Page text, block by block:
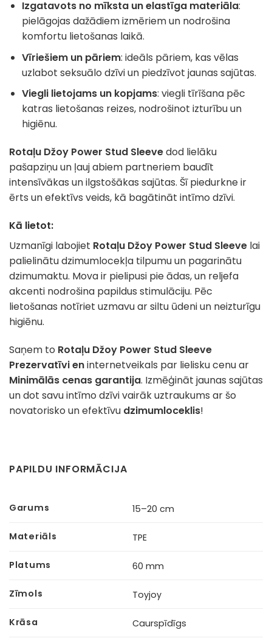
Izgatavots no mīksta un elastīga materiāla:
pielāgojas dažādiem izmēriem un nodrošina
komfortu lietošanas laikā.
Vīriešiem un pāriem: ideāls pāriem, kas vēlas
uzlabot seksuālo dzīvi un piedzīvot jaunas sajūtas.
Viegli lietojams un kopjams: viegli tīrīšana pēc
katras lietošanas reizes, nodrošinot izturību un
higiēnu.
Rotaļu Džoy Power Stud Sleevedod lielāku
pašapziņu un ļauj abiem partneriem baudīt
intensīvākas un ilgstošākas sajūtas. Šī piedurkne ir
ērts un efektīvs veids, kā bagātināt intīmo dzīvi.
Kā lietot:
Uzmanīgi labojiet Rotaļu Džoy Power Stud Sleeve lai
palielinātu dzimumlocekļa tilpumu un pagarinātu
dzimumaktu. Mova ir pielipusi pie ādas, un reljefa
akcenti nodrošina papildus stimulāciju. Pēc
lietošanas notīriet uzmavu ar siltu ūdeni un neizturīgu
higiēnu.
Saņem to Rotaļu Džoy Power Stud Sleeve
Prezervatīvi eninternetveikals par lielisku cenu ar
Minimālās cenas garantija. Izmēģināt jaunas sajūtas
un dot savu intīmo dzīvi vairāk uztraukums ar šo
novatorisko un efektīvu dzimumloceklis!
PAPILDU INFORMĀCIJA
Garums 15–20 cm
Materiāls TPE
Platums 60 mm
Zīmols Toyjoy
Krāsa Caurspīdīgs